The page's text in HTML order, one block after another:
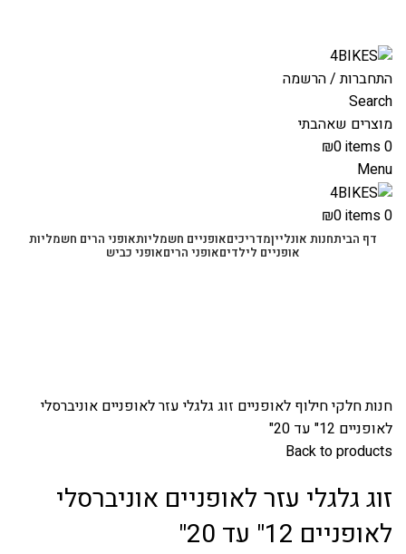
התחברות / הרשמה
Search
מוצרים שאהבתי
0
items
₪0
Menu
0
items
₪0
דף הביתחנות אונלייןמדריכיםאופניים חשמליותאופני הרים חשמליות
אופניים לילדיםאופני הריםאופני כביש
חנותחלקי חילוף לאופניים זוג גלגלי עזר לאופניים אוניברסלי
לאופניים 12" עד 20"
Back to products
זוג גלגלי עזר לאופניים אוניברסלי
לאופניים 12" עד 20"